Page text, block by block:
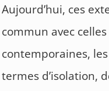
Aujourd’hui, ces
commun avec
contemporaines,
termes d’isolation,